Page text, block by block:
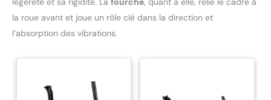
la roue avant et joue un rôle clé dans la direction et
l’absorption des vibrations.